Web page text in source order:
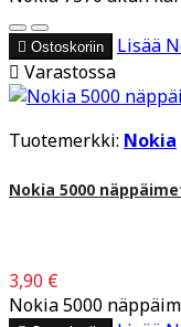
 Ostoskoriin Lisää
 Varastossa
Tuotemerkki: Nokia
Nokia 5000
3,90 €
Nokia 5000